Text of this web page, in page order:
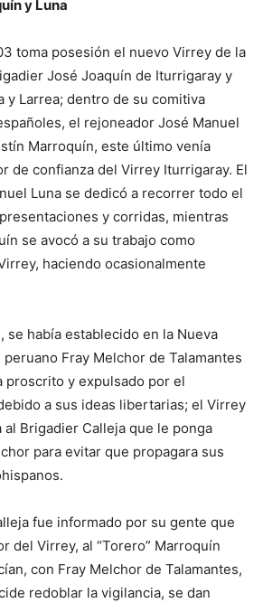
y Luna
toma posesión el nuevo Virrey de la
José Joaquín de Iturrigaray y
y Larrea; dentro de su comitiva
el rejoneador José Manuel
Marroquín, este último venía
de confianza del Virrey Iturrigaray. El
Luna se dedicó a recorrer todo el
y corridas, mientras
se avocó a su trabajo como
haciendo ocasionalmente
se había establecido en la Nueva
Fray Melchor de Talamantes
proscrito y expulsado por el
a sus ideas libertarias; el Virrey
Brigadier Calleja que le ponga
para evitar que propagara sus
fue informado por su gente que
del Virrey, al “Torero” Marroquín
con Fray Melchor de Talamantes,
redoblar la vigilancia, se dan